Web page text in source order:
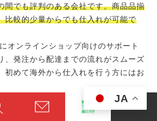
間でも評判のある会社です。商品品揃
比較的少量からでも仕入れが可能で
オンラインショップ向けのサポート
、発注から配達までの流れがスムーズ
初めて海外から仕入れを行う方にはお
ム:
厳しい検品基準を持ち、品質管理
るため、安心して商品を取り扱えま
JA